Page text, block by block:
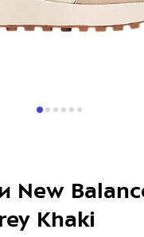
New
Khaki